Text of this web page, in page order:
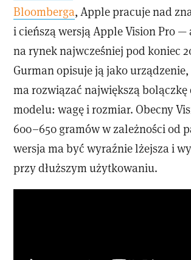
Bloomberga, Apple pracuje nad
i cieńszą wersją Apple Vision Pro —
na rynek najwcześniej pod koniec
Gurman opisuje ją jako
ma rozwiązać największą bolączkę
modelu: wagę i rozmiar. Obecny
600–650 gramów w zależności od
wersja ma być wyraźnie lżejsza i
przy dłuższym użytkowaniu.